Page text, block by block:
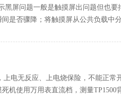
黑屏问题一般是触摸屏出问题但也要
是否骤降；将触摸屏从公共负载中
电无反应、上电烧保险，不能正常
机使用万用表直流档，测量TP1500